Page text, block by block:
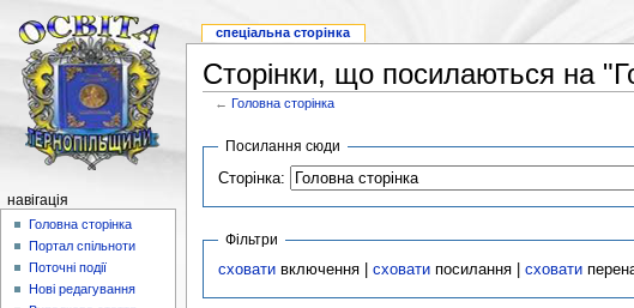
Сторінки, що посилаються на
←Головна сторінка
Посилання сюди
Сторінка:
Фільтри
сховати включення |сховати посилання |сховати
спеціальна сторінка
навігація
Головна сторінка
Портал спільноти
Поточні події
Нові редагування